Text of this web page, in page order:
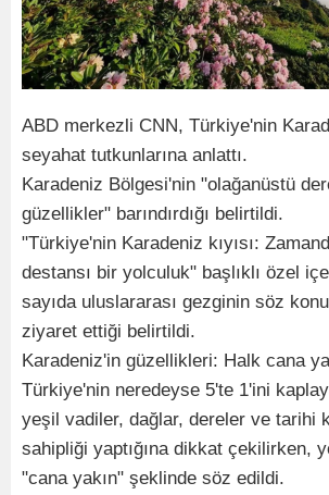
ABD merkezli CNN, Türkiye'nin
seyahat tutkunlarına anlattı.
Karadeniz Bölgesi'nin "olağanüstü
güzellikler" barındırdığı belirtildi.
"Türkiye'nin Karadeniz kıyısı:
destansı bir yolculuk" başlıklı özel
sayıda uluslararası gezginin söz
ziyaret ettiği belirtildi.
Karadeniz'in güzellikleri: Halk cana
Türkiye'nin neredeyse 5'te 1'ini
yeşil vadiler, dağlar, dereler ve tarihi
sahipliği yaptığına dikkat çekilirken,
"cana yakın" şeklinde söz edildi.